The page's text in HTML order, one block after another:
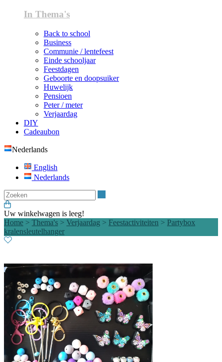
In Thema's
Back to school
Business
Communie / lentefeest
Einde schooljaar
Feestdagen
Geboorte en doopsuiker
Huwelijk
Pensioen
Peter / meter
Verjaardag
DIY
Cadeaubon
Nederlands
English
Nederlands
Uw winkelwagen is leeg!
Home > Thema's > Verjaardag > Feestactiviteiten > Partybox
kralensleutelhanger